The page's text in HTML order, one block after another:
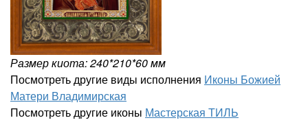
Размер киота: 240*210*60 мм
Посмотреть другие виды исполнения Иконы Божией
Матери Владимирская
Посмотреть другие иконы Мастерская ТИЛЬ